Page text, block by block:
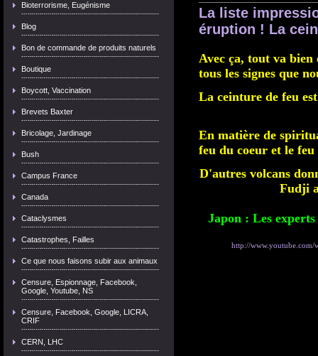
Bioterrorisme, Eugénisme
Blog
Bon de commande de produits naturels
Boutique
Boycott, Vaccination
Brevets Baxter
Bricolage, Jardinage
Bush
Campus France
Canada
Cataclysmes
Catastrophes, Failles
Ce que nous faisons subir aux animaux
Censure, Espionnage, Facebook,
Google, Youtube, NS
Censure, Facebook, Google, LICRA,
CRIF
CERN, LHC
La liste
éruption ! La
Avec ça, tout va bien
tous les signes que
La ceinture de feu
En matière de
feu du coeur et le
D'autres volcans
Fudji
Japon : Les
http://www.youtube.com/